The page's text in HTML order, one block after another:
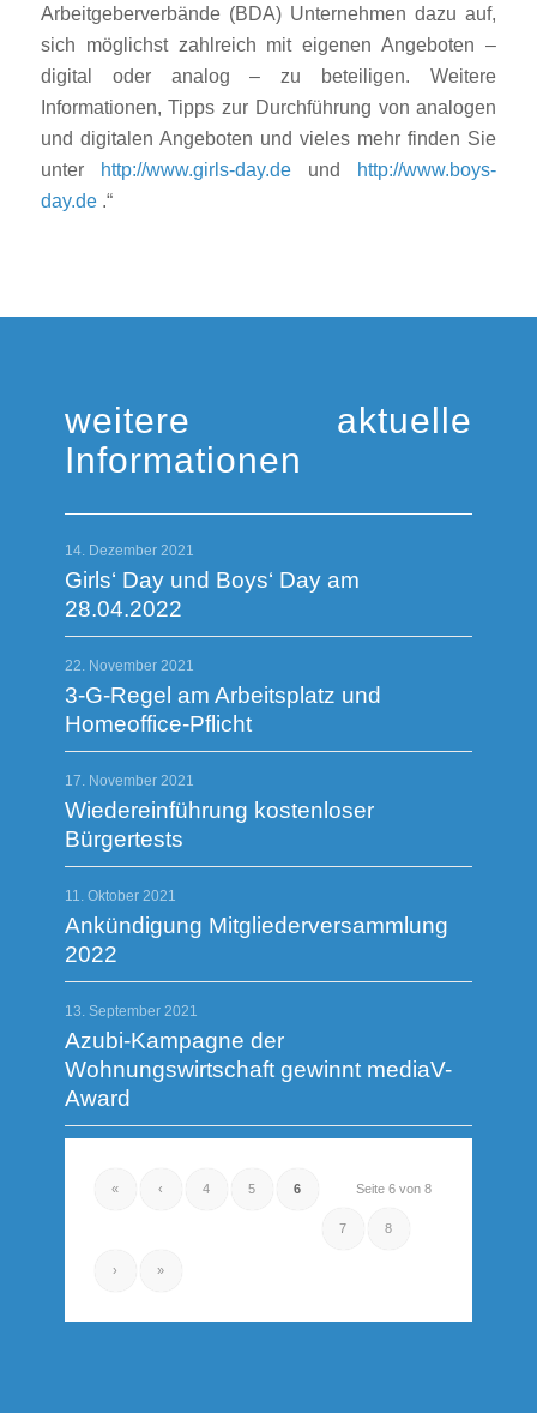
Arbeitgeberverbände (BDA) Unternehmen dazu auf,
sich möglichst zahlreich mit eigenen Angeboten –
digital oder analog – zu beteiligen. Weitere
Informationen, Tipps zur Durchführung von analogen
und digitalen Angeboten und vieles mehr finden Sie
unter
http://www.girls-day.deund http://www.boys-
day.de.“
weitere aktuelle
Informationen
14. Dezember 2021
Girls‘ Day und Boys‘ Day am
28.04.2022
22. November 2021
3-G-Regel am Arbeitsplatz und
Homeoffice-Pflicht
17. November 2021
Wiedereinführung kostenloser
Bürgertests
11. Oktober 2021
Ankündigung Mitgliederversammlung
2022
13. September 2021
Azubi-Kampagne der
Wohnungswirtschaft gewinnt mediaV-
Award
Seite 6 von 8
« ‹ 4 5 6
7 8
› »